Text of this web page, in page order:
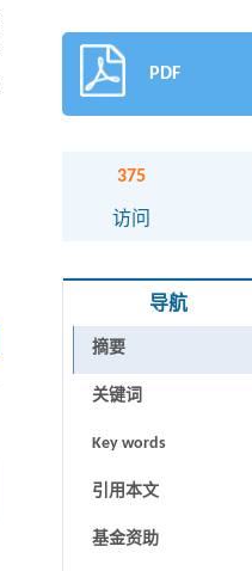
PDF
375
访问
导航
摘要
关键词
Key words
引用本文
基金资助